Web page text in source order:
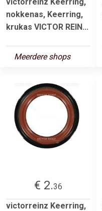
nokkenas, Keerring,
krukas VICTOR REIN...
Meerdere shops
€ 2.36
victorreinz Keerring,